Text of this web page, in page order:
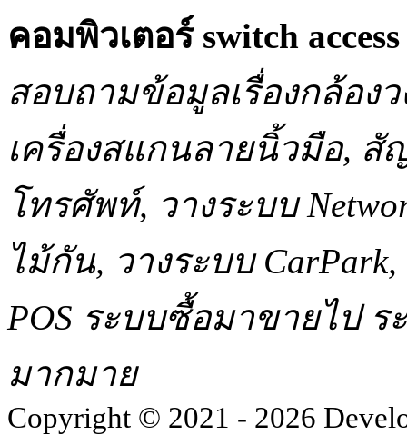
คอมพิวเตอร์ switch
สอบถามข้อมูลเรื่องกล้อง
เครื่องสแกนลายนิ้วมือ,
โทรศัพท์, วางระบบ
ไม้กัน, วางระบบ
POS ระบบซื้อมาขายไป ร
มากมาย
Copyright © 2021 - 2026